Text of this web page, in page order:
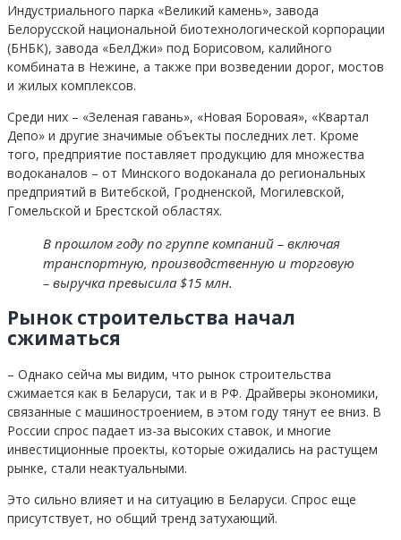
Индустриального парка «Великий камень», завода
Белорусской национальной биотехнологической корпорации
(БНБК), завода «БелДжи» под Борисовом, калийного
комбината в Нежине, а также при возведении дорог, мостов
и жилых комплексов.
Среди них – «Зеленая гавань», «Новая Боровая», «Квартал
Депо» и другие значимые объекты последних лет. Кроме
того, предприятие поставляет продукцию для множества
водоканалов – от Минского водоканала до региональных
предприятий в Витебской, Гродненской, Могилевской,
Гомельской и Брестской областях.
В прошлом году по группе компаний – включая
транспортную, производственную и торговую
– выручка превысила $15 млн.
Рынок строительства начал
сжиматься
– Однако сейча мы видим, что рынок строительства
сжимается как в Беларуси, так и в РФ. Драйверы экономики,
связанные с машиностроением, в этом году тянут ее вниз. В
России спрос падает из-за высоких ставок, и многие
инвестиционные проекты, которые ожидались на растущем
рынке, стали неактуальными.
Это сильно влияет и на ситуацию в Беларуси. Спрос еще
присутствует, но общий тренд затухающий.